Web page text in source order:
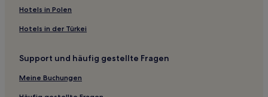
Hotels nahe AEON Mall Makuhari New City
Hotels nahe Bahnhof Chiba Shin-Kamagaya
Hotels nahe Bahnhof Narita Keisei-Sakura
Hotels nahe Bahnhof Chiba Kemigawahama
Hotels in Polen
Hotels in der Türkei
Support und häufig gestellte Fragen
Meine Buchungen